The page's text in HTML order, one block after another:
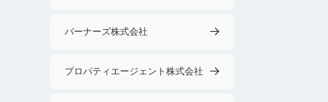
バーナーズ株式会社
プロパティエージェント株式会社